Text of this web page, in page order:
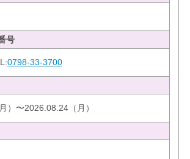
号
0798-33-3700
）〜2026.08.24（月）